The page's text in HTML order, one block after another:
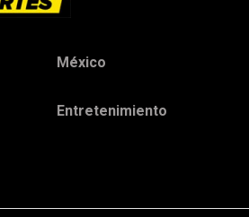
México
Entretenimiento